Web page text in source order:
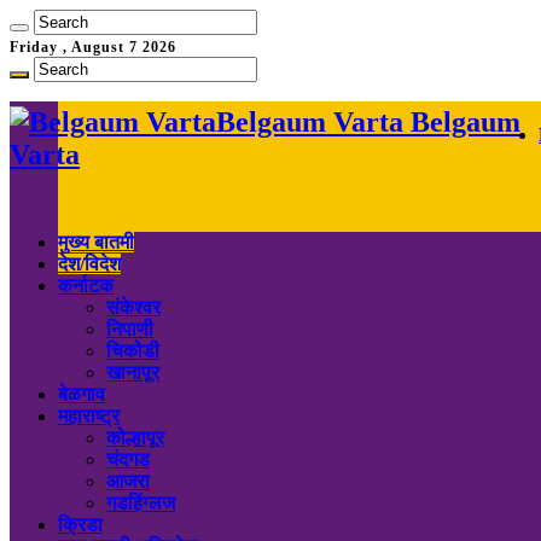
Friday , August 7 2026
Belgaum Varta Belgaum
Varta
मुख्य बातमी
देश/विदेश
कर्नाटक
संकेश्वर
निपाणी
चिकोडी
खानापूर
बेळगाव
महाराष्ट्र
कोल्हापूर
चंदगड
आजरा
गडहिंग्लज
क्रिडा